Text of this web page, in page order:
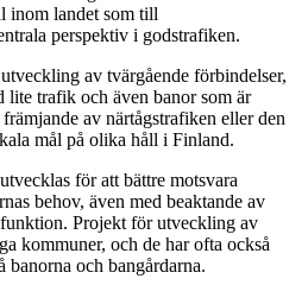
inom landet som till
perspektiv i godstrafiken.
av tvärgående förbindelser,
lite trafik och även banor som är
av närtågstrafiken eller den
mål på olika håll i Finland.
för att bättre motsvara
behov, även med beaktande av
Projekt för utveckling av
kommuner, och de har ofta också
och bangårdarna.